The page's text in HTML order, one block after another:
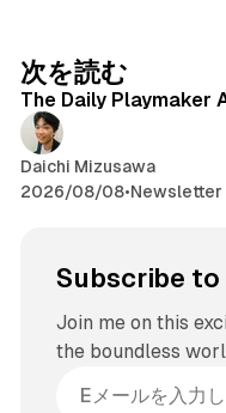
eg
r
a
次を読む
The Daily Playmaker
Daichi Mizusawa
2026/08/08•Newsletter
Subscribe
Join me on this
the boundless